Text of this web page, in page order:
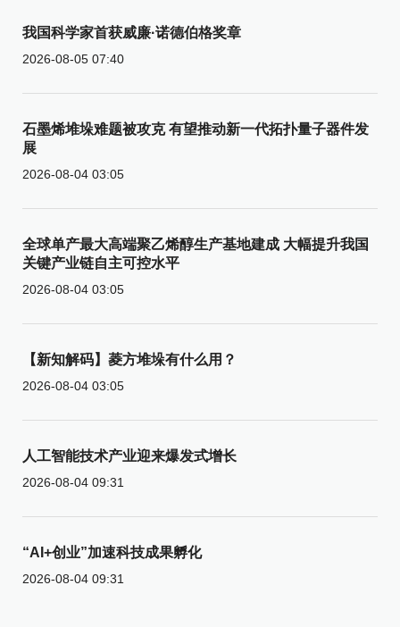
我国科学家首获威廉·诺德伯格奖章
2026-08-05 07:40
石墨烯堆垛难题被攻克 有望推动新一代拓扑量子器件发
展
2026-08-04 03:05
全球单产最大高端聚乙烯醇生产基地建成 大幅提升我国
关键产业链自主可控水平
2026-08-04 03:05
【新知解码】菱方堆垛有什么用？
2026-08-04 03:05
人工智能技术产业迎来爆发式增长
2026-08-04 09:31
“AI+创业”加速科技成果孵化
2026-08-04 09:31